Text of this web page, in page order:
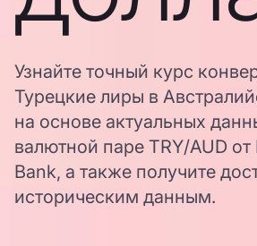
Узнайте точный курс
Турецкие лиры в
на основе актуальных
валютной паре TRY/AUD
Bank, а также получите
историческим данным.